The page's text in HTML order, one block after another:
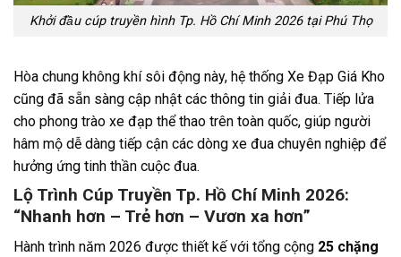
Khởi đầu cúp truyền hình Tp. Hồ Chí Minh 2026 tại Phú Thọ
Hòa chung không khí sôi động này, hệ thống Xe Đạp Giá Kho
cũng đã sẵn sàng cập nhật các thông tin giải đua. Tiếp lửa
cho phong trào xe đạp thể thao trên toàn quốc, giúp người
hâm mộ dễ dàng tiếp cận các dòng xe đua chuyên nghiệp để
hưởng ứng tinh thần cuộc đua.
Lộ Trình Cúp Truyền Tp. Hồ Chí Minh 2026:
“Nhanh hơn – Trẻ hơn – Vươn xa hơn”
Hành trình năm 2026 được thiết kế với tổng cộng 25 chặng